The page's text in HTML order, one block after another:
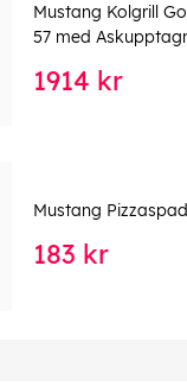
Mustang Kolgrill
57 med
1914 kr
Mustang
183 kr